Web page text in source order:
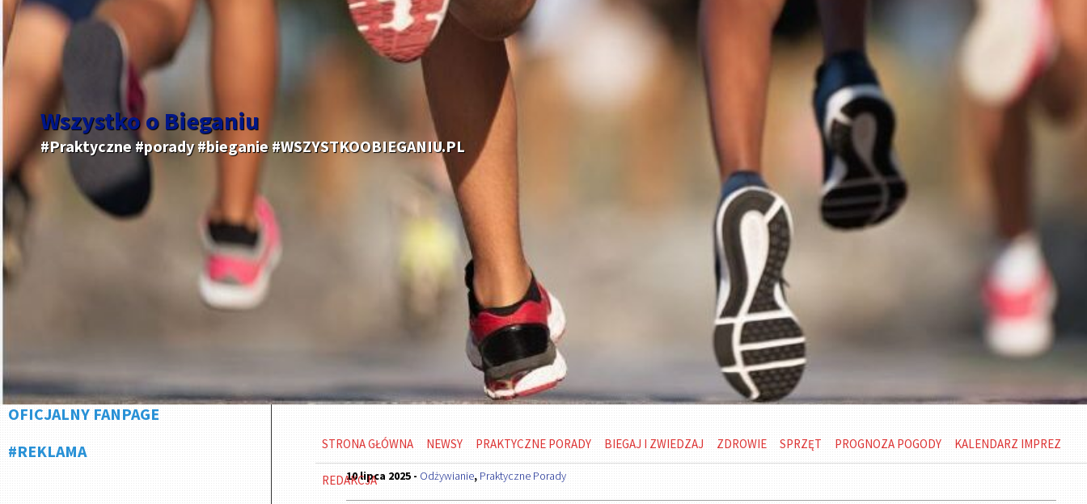
Wszystko o Bieganiu
#Praktyczne #porady #bieganie #WSZYSTKOOBIEGANIU.PL
OFICJALNY FANPAGE
#REKLAMA
STRONA GŁÓWNA NEWSY PRAKTYCZNE PORADY BIEGAJ I ZWIEDZAJ ZDROWIE SPRZĘT PROGNOZA POGODY KALENDARZ IMPREZ
REDAKCJA
10 lipca 2025 - Odżywianie, Praktyczne Porady